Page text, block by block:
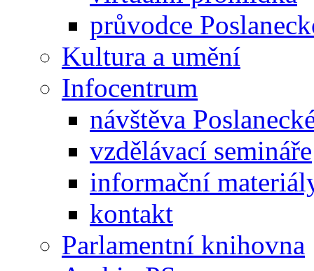
průvodce
Kultura a umění
Infocentrum
návštěva
vzdělávací semináře
informační
kontakt
Parlamentní knihovna